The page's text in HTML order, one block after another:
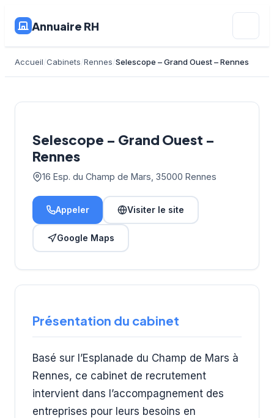
Annuaire RH
Accueil Cabinets Rennes Selescope – Grand Ouest – Rennes
Selescope – Grand Ouest –
Rennes
16 Esp. du Champ de Mars, 35000 Rennes
Appeler Visiter le site
Google Maps
Présentation du cabinet
Basé sur l’Esplanade du Champ de Mars à
Rennes, ce cabinet de recrutement
intervient dans l’accompagnement des
entreprises pour leurs besoins en